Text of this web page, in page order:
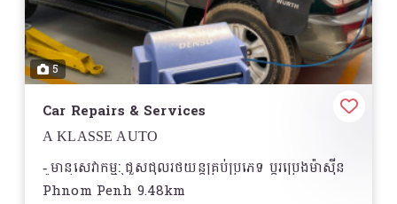
5
Car Repairs & Services
A KLASSE AUTO
-មានសេវាកម្ម: ជួសជុលរថយន្តគ្រប់ប្រភេទ ប្តូរប្រេងម៉ាសុីន
ប៉ះកង់ឡានចល័ត។ល។
Phnom Penh 9.48km